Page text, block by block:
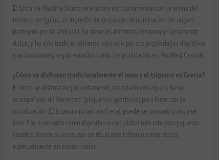
El Licor de Mastiha Skinos se elabora exclusivamente con la resina del
lentisco de Quíos, un ingrediente único con denominación de origen
protegida por la UNESCO. Su sabor es distintivo, resinoso y ligeramente
dulce, y ha sido tradicionalmente valorado por sus propiedades digestivas
y antioxidantes, según estudios como los publicados en PubMed Central.
¿Cómo se disfrutan tradicionalmente el ouzo y el tsipouro en Grecia?
El ouzo se disfruta mejor lentamente, mezclado con agua y hielo,
acompañado de 'mezedes' (pequeños aperitivos) para fomentar la
socialización. El tsipouro (o raki en Creta), puede ser anisado o no, y se
sirve frío, a menudo como digestivo o con platos más robustos y quesos
curados, siendo su consumo un ritual más íntimo o comunitario,
especialmente en zonas rurales.